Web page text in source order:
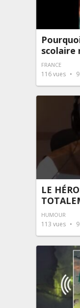
scolaire
FRANCE
116vues
LE
HUMOUR
113 vues